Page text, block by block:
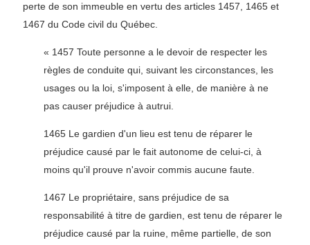
perte de son immeuble en vertu des articles 1457, 1465 et
1467 du Code civil du Québec.
« 1457 Toute personne a le devoir de respecter les
règles de conduite qui, suivant les circonstances, les
usages ou la loi, s'imposent à elle, de manière à ne
pas causer préjudice à autrui.
1465 Le gardien d'un lieu est tenu de réparer le
préjudice causé par le fait autonome de celui-ci, à
moins qu'il prouve n'avoir commis aucune faute.
1467 Le propriétaire, sans préjudice de sa
responsabilité à titre de gardien, est tenu de réparer le
préjudice causé par la ruine, même partielle, de son